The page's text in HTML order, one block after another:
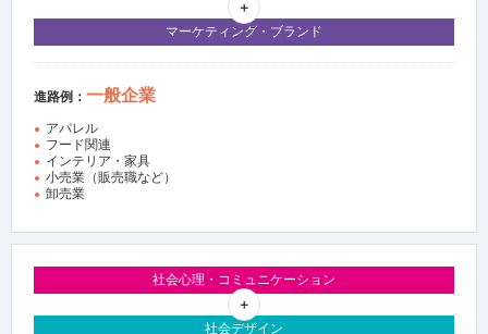
マーケティング・ブランド
進路例：一般企業
アパレル
フード関連
インテリア・家具
小売業（販売職など）
卸売業
社会心理・コミュニケーション
社会デザイン